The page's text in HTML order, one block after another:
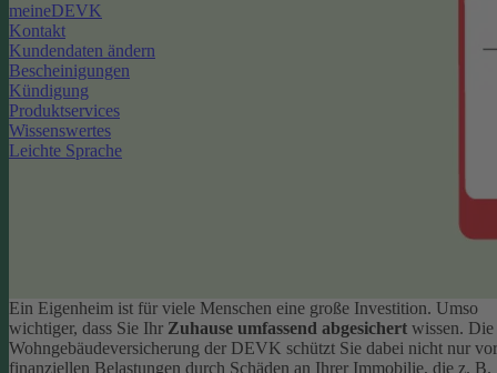
meineDEVK
Kontakt
Kundendaten ändern
Bescheinigungen
Kündigung
Produktservices
Wissenswertes
Leichte Sprache
Ein Eigenheim ist für viele Menschen eine große Investition. Umso
wichtiger, dass Sie Ihr Zuhause umfassend abgesichert wissen. Die
Wohngebäudeversicherung der DEVK schützt Sie dabei nicht nur vor
finanziellen Belastungen durch Schäden an Ihrer Immobilie, die z. B.